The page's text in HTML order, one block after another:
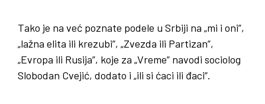
Tako je na već poznate podele u Srbiji na „mi i oni”,
„lažna elita ili krezubi”, „Zvezda ili Partizan”,
„Evropa ili Rusija”, koje za „Vreme” navodi sociolog
Slobodan Cvejić, dodato i „ili si ćaci ili đaci”.